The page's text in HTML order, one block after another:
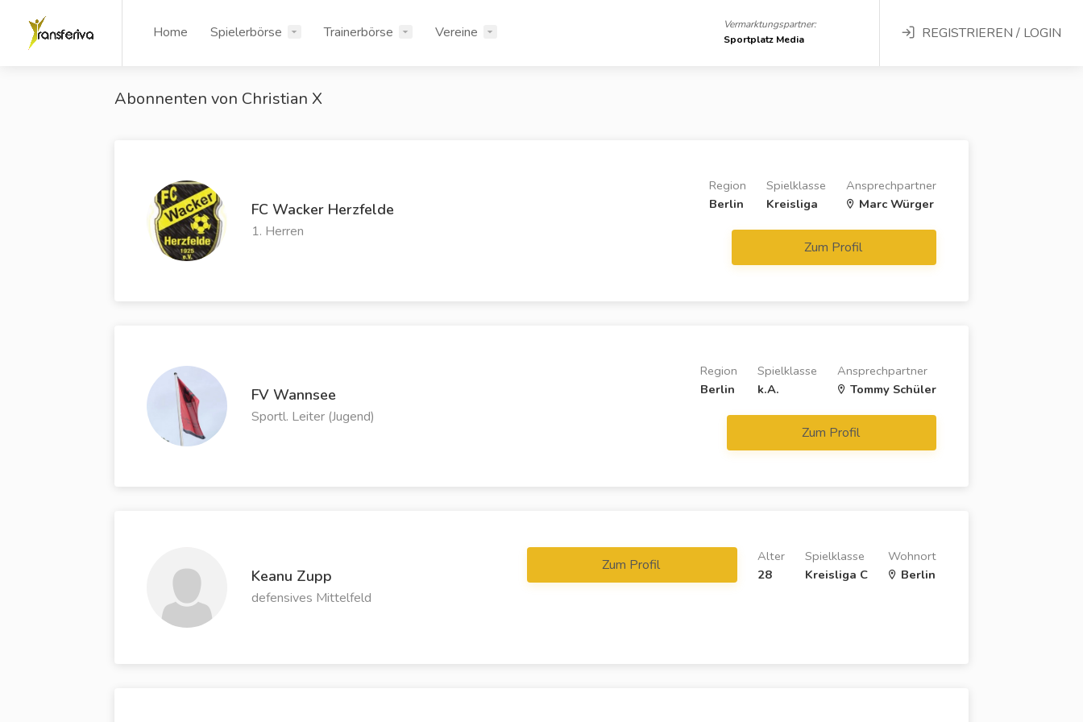
Home Spielerbörse Trainerbörse Vereine
Vermarktungspartner:
Sportplatz Media
REGISTRIEREN / LOGIN
Abonnenten von Christian X
FC Wacker Herzfelde
1. Herren
Ansprechpartner
Marc Würger
Spielklasse
Kreisliga
Region
Berlin
Zum Profil
FV Wannsee
Sportl. Leiter (Jugend)
Ansprechpartner
Tommy Schüler
Spielklasse
k.A.
Region
Berlin
Zum Profil
Keanu Zupp
defensives Mittelfeld
Wohnort
Berlin
Spielklasse
Kreisliga C
Alter
28
Zum Profil